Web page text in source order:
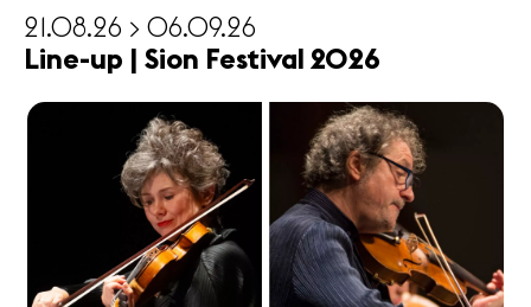
21.08.26 > 06.09.26
Line-up | Sion Festival 2026